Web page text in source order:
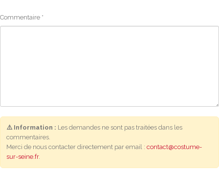
Commentaire *
⚠️ Information : Les demandes ne sont pas traitées dans les
commentaires.
Merci de nous contacter directement par email : contact@costume-
sur-seine.fr.